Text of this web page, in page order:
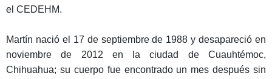
el CEDEHM.
Martín nacióel 17 de septiembrede 1988 ydesapareció en
noviembre de 2012 en la ciudad de Cuauhtémoc,
Chihuahua; su cuerpo fue encontradoun mes después sin